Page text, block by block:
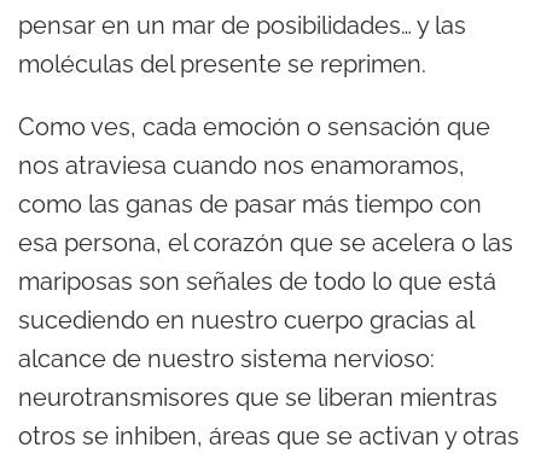
pensar en un mar de posibilidades… y las
moléculas del presente se reprimen.
Como ves, cada emoción o sensación que
nos atraviesa cuando nos enamoramos,
como las ganas de pasar más tiempo con
esa persona, el corazón que se acelera o las
mariposas son señales de todo lo que está
sucediendo en nuestro cuerpo gracias al
alcance de nuestro sistema nervioso:
neurotransmisores que se liberan mientras
otros se inhiben, áreas que se activan y otras